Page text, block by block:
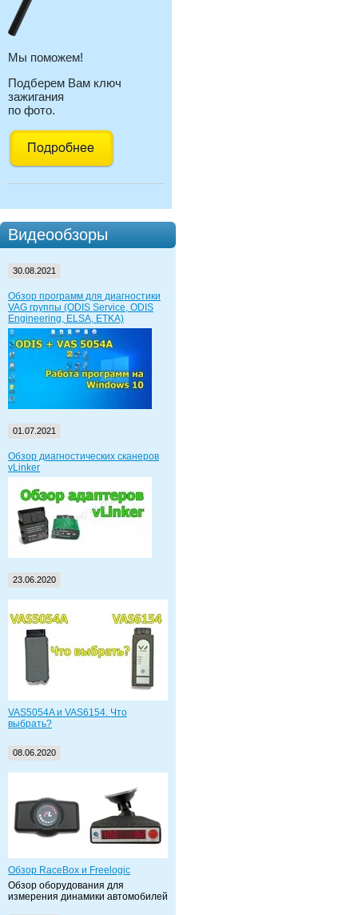
Мы поможем!
Подберем Вам ключ
зажигания
по фото.
Видеообзоры
30.08.2021
Обзор программ для диагностики
VAG группы (ODIS Service, ODIS
Engineering, ELSA, ETKA)
01.07.2021
Обзор диагностических сканеров
vLinker
23.06.2020
VAS5054A и VAS6154. Что
выбрать?
08.06.2020
Обзор RaceBox и Freelogic
Обзор оборудования для
измерения динамики автомобилей